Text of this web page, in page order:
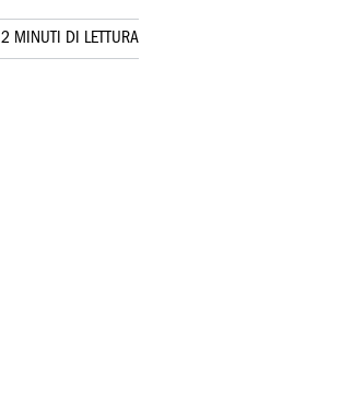
2 MINUTI DI LETTURA